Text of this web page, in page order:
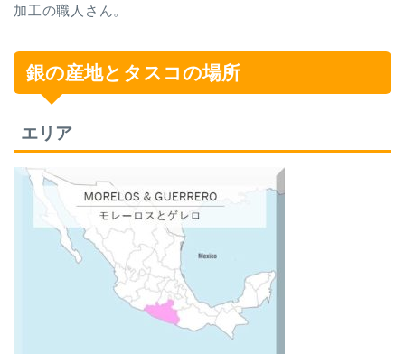
加工の職人さん。
銀の産地とタスコの場所
エリア